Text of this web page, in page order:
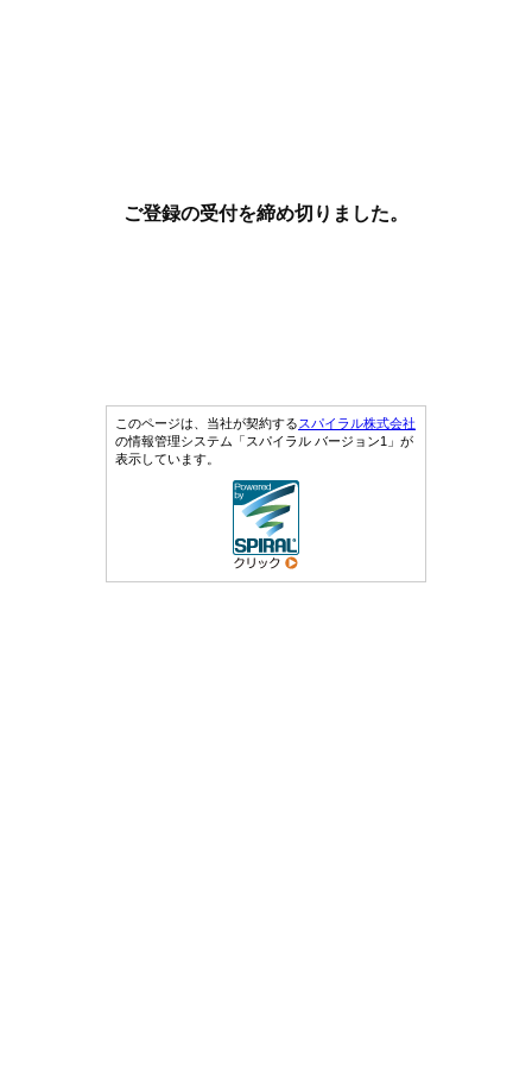
ご登録の受付を締め切りました。
このページは、当社が契約するスパイラル株式会社
の情報管理システム「スパイラル バージョン1」が
表示しています。